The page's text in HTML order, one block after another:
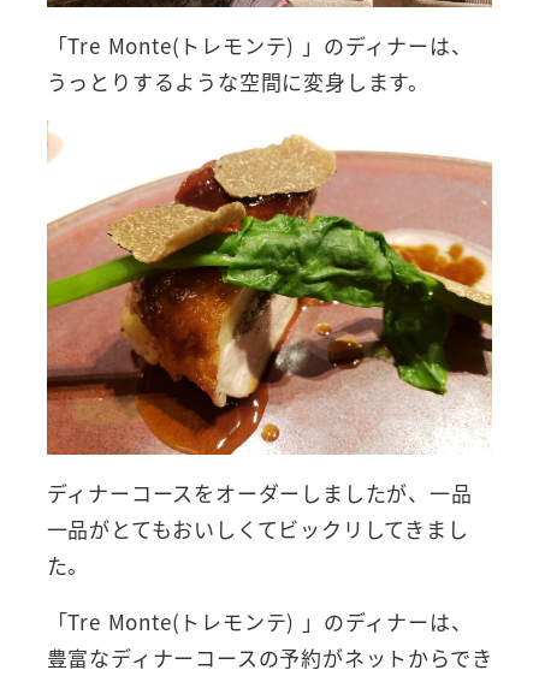
「Tre Monte(トレモンテ) 」のディナーは、
うっとりするような空間に変身します。
ディナーコースをオーダーしましたが、一品
一品がとてもおいしくてビックリしてきまし
た。
「Tre Monte(トレモンテ) 」のディナーは、
豊富なディナーコースの予約がネットからでき